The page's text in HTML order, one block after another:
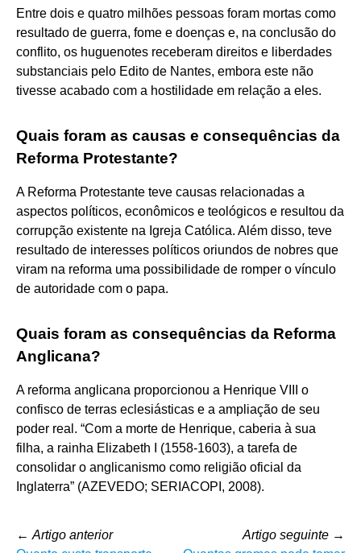
Entre dois e quatro milhões pessoas foram mortas como
resultado de guerra, fome e doenças e, na conclusão do
conflito, os huguenotes receberam direitos e liberdades
substanciais pelo Edito de Nantes, embora este não
tivesse acabado com a hostilidade em relação a eles.
Quais foram as causas e consequências da
Reforma Protestante?
A Reforma Protestante teve causas relacionadas a
aspectos políticos, econômicos e teológicos e resultou da
corrupção existente na Igreja Católica. Além disso, teve
resultado de interesses políticos oriundos de nobres que
viram na reforma uma possibilidade de romper o vínculo
de autoridade com o papa.
Quais foram as consequências da Reforma
Anglicana?
A reforma anglicana proporcionou a Henrique VIII o
confisco de terras eclesiásticas e a ampliação de seu
poder real. “Com a morte de Henrique, caberia à sua
filha, a rainha Elizabeth I (1558-1603), a tarefa de
consolidar o anglicanismo como religião oficial da
Inglaterra” (AZEVEDO; SERIACOPI, 2008).
← Artigo anterior
Artigo seguinte →